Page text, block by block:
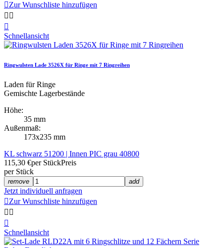
Zur Wunschliste hinzufügen
 

Schnellansicht
Ringwulsten Lade 3526X für Ringe mit 7 Ringreihen
Laden für Ringe
Gemischte Lagerbestände
Höhe:
35 mm
Außenmaß:
173x235 mm
KL schwarz 51200 | Innen PIC grau 40800
115,30 €per StückPreis
per Stück
remove add
Jetzt individuell anfragen
Zur Wunschliste hinzufügen
 

Schnellansicht